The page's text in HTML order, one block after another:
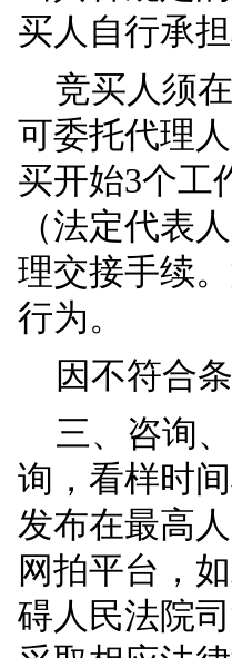
起拍价
数。
二、竞
政法规和
当具备规
买人自行
竞买人
可委托代
买开始3
（法定代
理交接手